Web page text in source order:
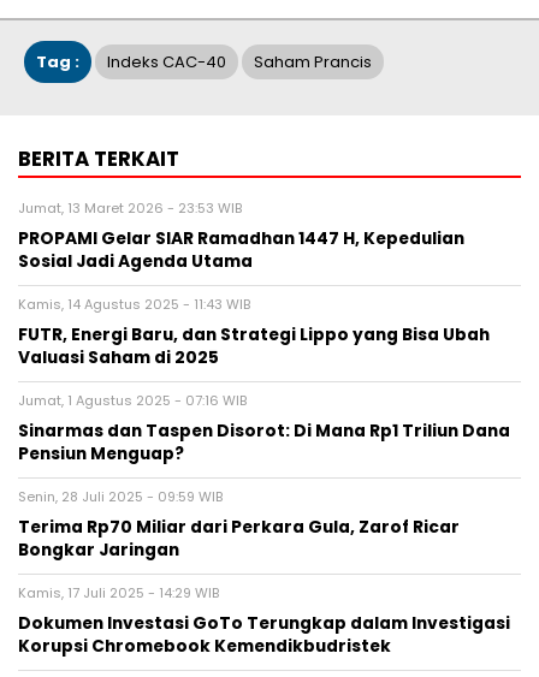
Tag : Indeks CAC-40 Saham Prancis
BERITA TERKAIT
Jumat, 13 Maret 2026 - 23:53 WIB
PROPAMI Gelar SIAR Ramadhan 1447 H, Kepedulian
Sosial Jadi Agenda Utama
Kamis, 14 Agustus 2025 - 11:43 WIB
FUTR, Energi Baru, dan Strategi Lippo yang Bisa Ubah
Valuasi Saham di 2025
Jumat, 1 Agustus 2025 - 07:16 WIB
Sinarmas dan Taspen Disorot: Di Mana Rp1 Triliun Dana
Pensiun Menguap?
Senin, 28 Juli 2025 - 09:59 WIB
Terima Rp70 Miliar dari Perkara Gula, Zarof Ricar
Bongkar Jaringan
Kamis, 17 Juli 2025 - 14:29 WIB
Dokumen Investasi GoTo Terungkap dalam Investigasi
Korupsi Chromebook Kemendikbudristek